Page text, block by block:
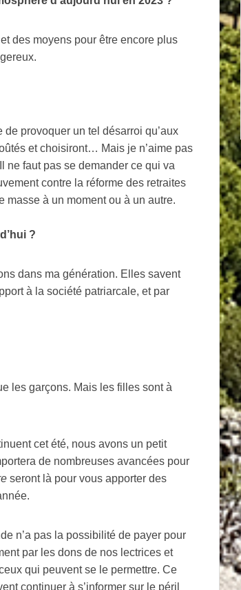
des moyens pour être encore plus
de provoquer un tel désarroi qu’aux
et choisiront… Mais je n’aime pas
ne faut pas se demander ce qui va
contre la réforme des retraites
masse à un moment ou à un autre.
?
dans ma génération. Elles savent
à la société patriarcale, et par
les garçons. Mais les filles sont à
cet été, nous avons un petit
de nombreuses avancées pour
seront là pour vous apporter des
n’a pas la possibilité de payer pour
par les dons de nos lectrices et
qui peuvent se le permettre. Ce
continuer à s’informer sur le péril